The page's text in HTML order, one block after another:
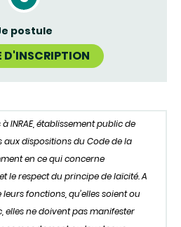
postule
D'INSCRIPTION
INRAE, établissement public de
aux dispositions du Code de la
en ce qui concerne
le respect du principe de laïcité. A
leurs fonctions, qu’elles soient ou
ne doivent pas manifester